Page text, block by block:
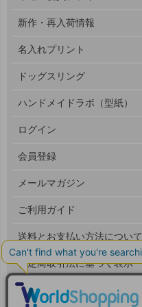
新作・再入荷情報
名入れプリント
ドッグスリング
ハンドメイドラボ（型紙）
ログイン
会員登録
メールマガジン
ご利用ガイド
送料とお支払い方法について
特定商取引法に基づく表示
個人情報の取扱